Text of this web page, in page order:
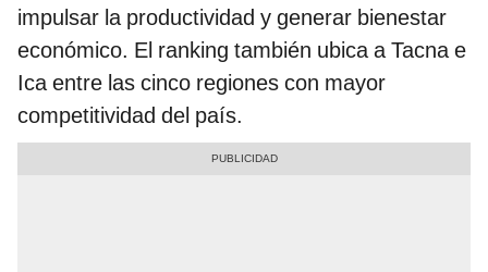
impulsar la productividad y generar bienestar
económico. El ranking también ubica a Tacna e
Ica entre las cinco regiones con mayor
competitividad del país.